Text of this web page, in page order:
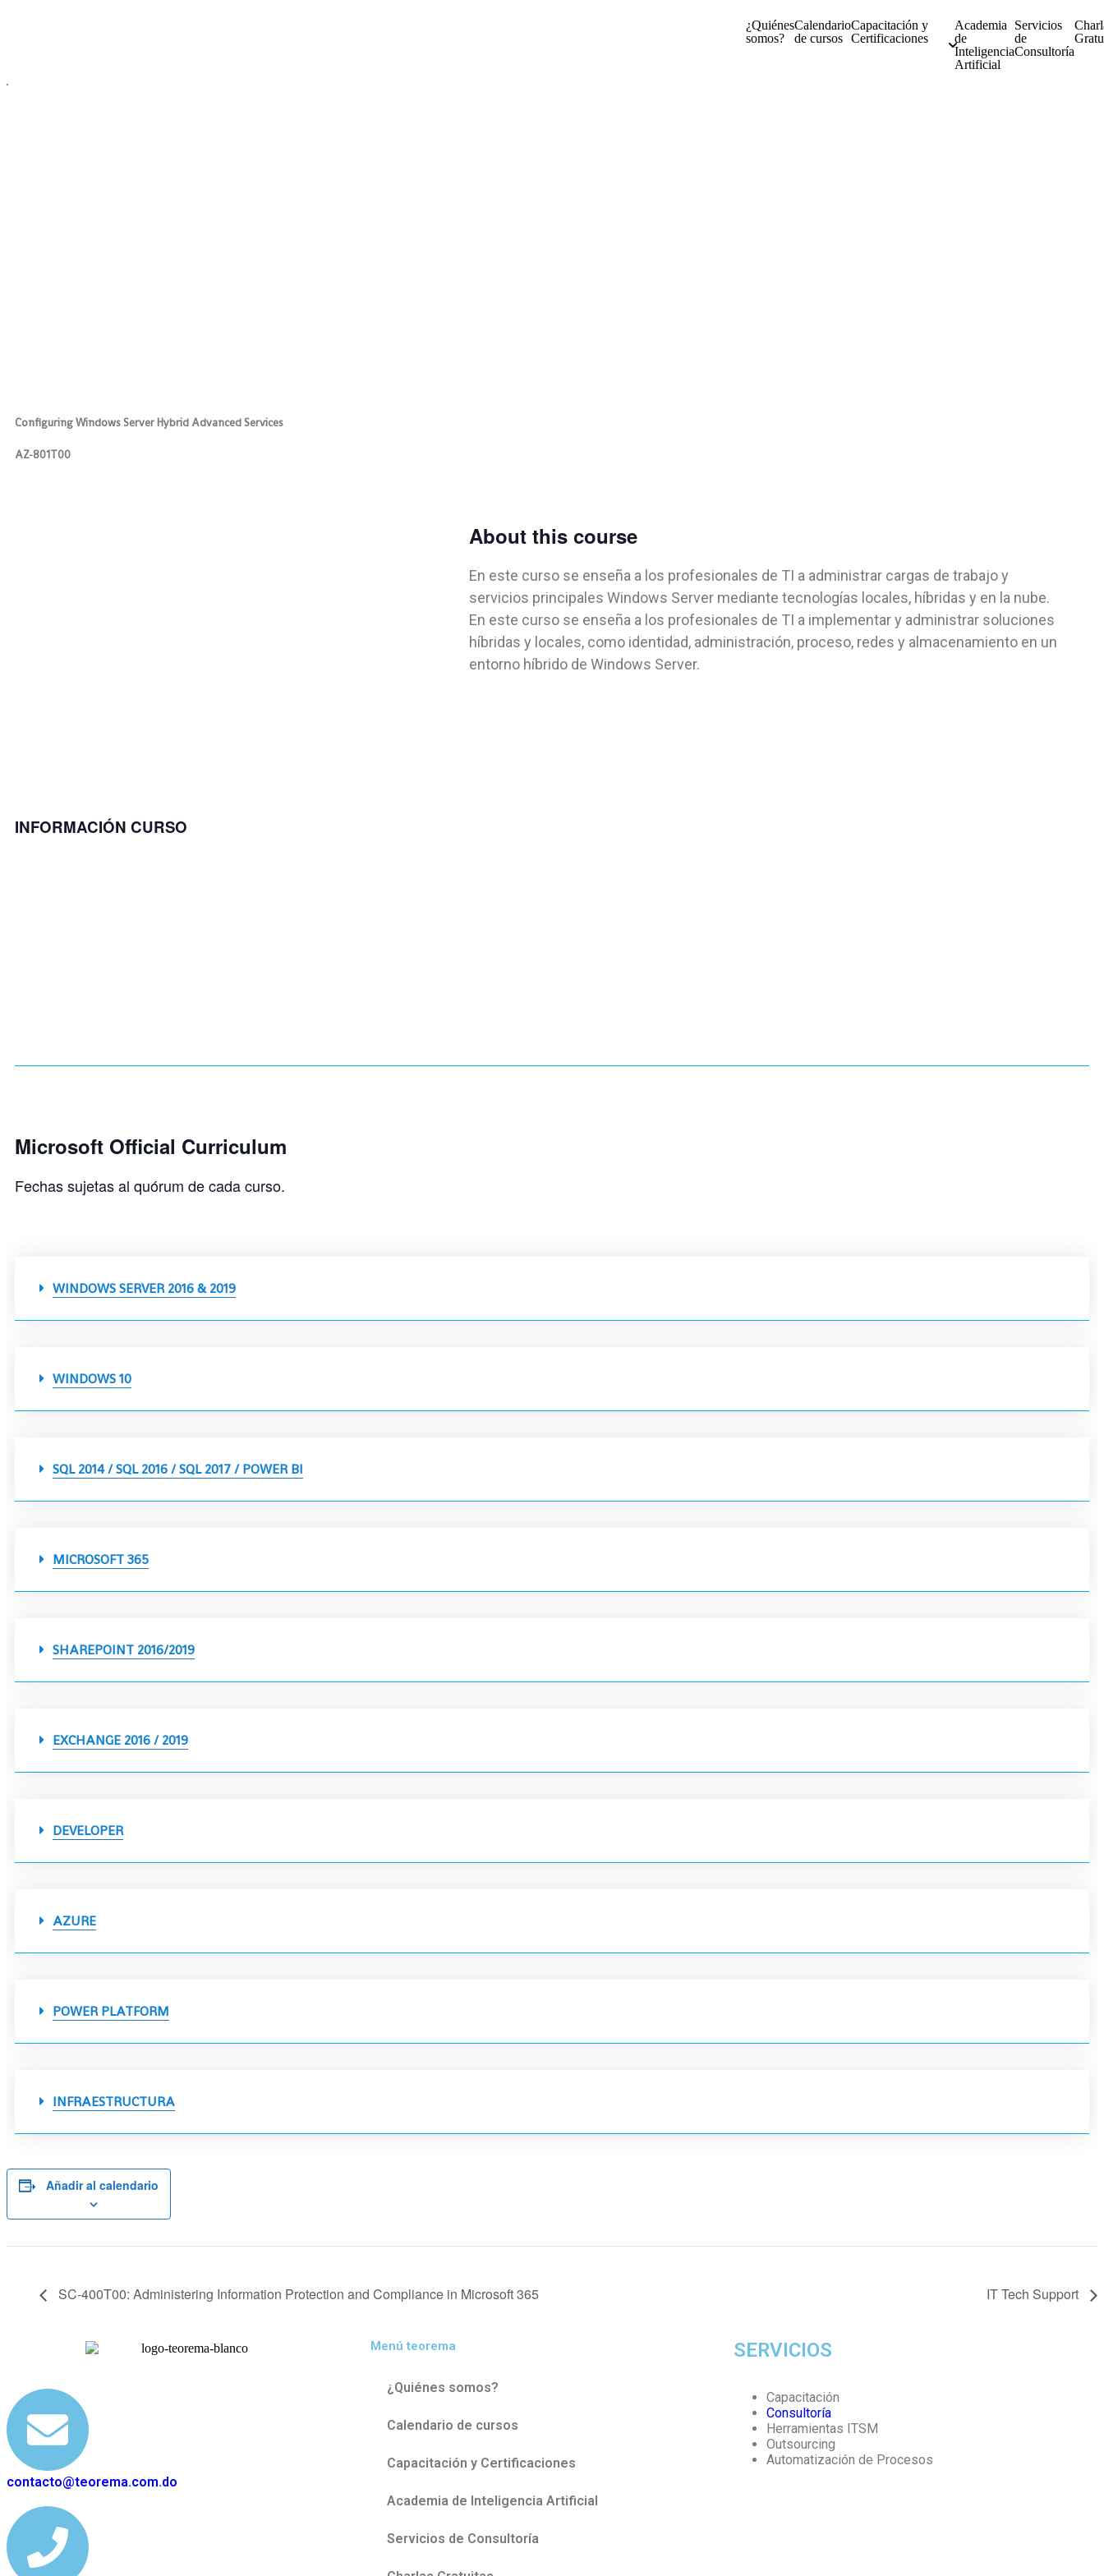
¿Quiénes
somos?
Calendario
de cursos
Capacitación y
Certificaciones
Academia
de
Inteligencia
Artificial
Servicios
de
Consultoría
Configuring Windows Server Hybrid Advanced Services
AZ-801T00
About this course
En este curso se enseña a los profesionales de TI a administrar cargas de trabajo y
servicios principales Windows Server mediante tecnologías locales, híbridas y en la nube.
En este curso se enseña a los profesionales de TI a implementar y administrar soluciones
híbridas y locales, como identidad, administración, proceso, redes y almacenamiento en un
entorno híbrido de Windows Server.
INFORMACIÓN CURSO
Microsoft Official Curriculum
Fechas sujetas al quórum de cada curso.
WINDOWS SERVER 2016 & 2019
WINDOWS 10
SQL 2014 / SQL 2016 / SQL 2017 / POWER BI
MICROSOFT 365
SHAREPOINT 2016/2019
EXCHANGE 2016 / 2019
DEVELOPER
AZURE
POWER PLATFORM
INFRAESTRUCTURA
Añadir al calendario
SC-400T00: Administering Information Protection and Compliance in Microsoft 365 IT Tech Support
contacto@teorema.com.do
Menú teorema
¿Quiénes somos?
Calendario de cursos
Capacitación y Certificaciones
Academia de Inteligencia Artificial
Servicios de Consultoría
SERVICIOS
Capacitación
Consultoría
Herramientas ITSM
Outsourcing
Automatización de Procesos